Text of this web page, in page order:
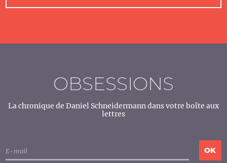
OBSESSIONS
La chronique de Daniel Schneidermann dans votre boîte aux
lettres